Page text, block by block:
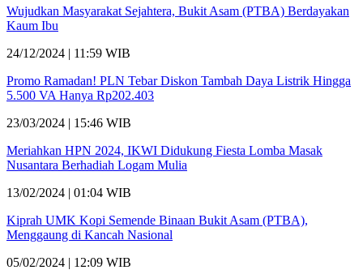
Wujudkan Masyarakat Sejahtera, Bukit Asam (PTBA) Berdayakan
Kaum Ibu
24/12/2024 | 11:59 WIB
Promo Ramadan! PLN Tebar Diskon Tambah Daya Listrik Hingga
5.500 VA Hanya Rp202.403
23/03/2024 | 15:46 WIB
Meriahkan HPN 2024, IKWI Didukung Fiesta Lomba Masak
Nusantara Berhadiah Logam Mulia
13/02/2024 | 01:04 WIB
Kiprah UMK Kopi Semende Binaan Bukit Asam (PTBA),
Menggaung di Kancah Nasional
05/02/2024 | 12:09 WIB